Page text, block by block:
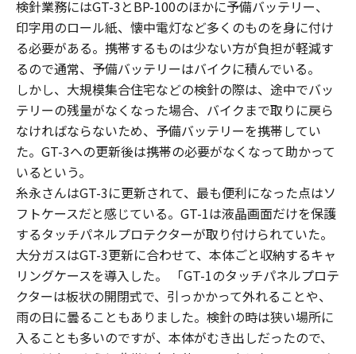
検針業務にはGT-3とBP-100のほかに予備バッテリー、
印字用のロール紙、懐中電灯など多くのものを身に付け
る必要がある。携帯するものは少ない方が負担が軽減す
るので通常、予備バッテリーはバイクに積んでいる。
しかし、大規模集合住宅などの検針の際は、途中でバッ
テリーの残量がなくなった場合、バイクまで取りに戻ら
なければならないため、予備バッテリーを携帯してい
た。GT-3への更新後は携帯の必要がなくなって助かって
いるという。
糸永さんはGT-3に更新されて、最も便利になった点はソ
フトケースだと感じている。GT-1は液晶画面だけを保護
するタッチパネルプロテクターが取り付けられていた。
大分ガスはGT-3更新に合わせて、本体ごと収納するキャ
リングケースを導入した。 「GT-1のタッチパネルプロテ
クターは板状の開閉式で、引っかかって外れることや、
雨の日に曇ることもありました。検針の時は狭い場所に
入ることも多いのですが、本体がむき出しだったので、